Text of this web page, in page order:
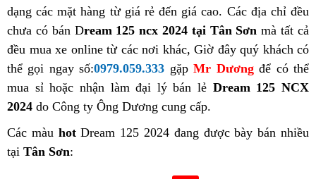
dạng các mặt hàng từ giá rẻ đến giá cao. Các địa chỉ đều
chưa có bán Dream 125 ncx 2024 tại Tân Sơn mà tất cả
đều mua xe online từ các nơi khác, Giờ đây quý khách có
thể gọi ngay số:0979.059.333 gặpMr Dươngđể có thể
mua sỉ hoặc nhận làm đại lý bán lẻ Dream 125 NCX
2024 do Công ty Ông Dương cung cấp.
Các màu hotDream 125 2024 đang được bày bán nhiều
tại Tân Sơn: